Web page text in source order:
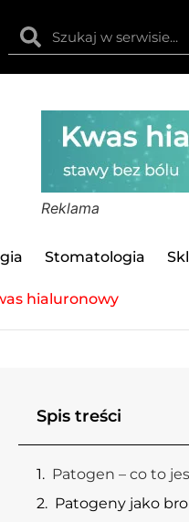
Reklama
Stomatologia
hialuronowy
Spis treści
Patogen – co to
Patogeny jako